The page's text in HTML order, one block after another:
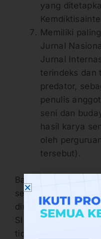
yang
Memiliki
Jurnal
Jurnal
terindeks dan
predator,
penulis
seni dan
hasil karya
oleh
tersebut).
Bagi dosen yang
serdos tersebut,
diri dengan
SISTER. Sebab
tidak adalah sistem